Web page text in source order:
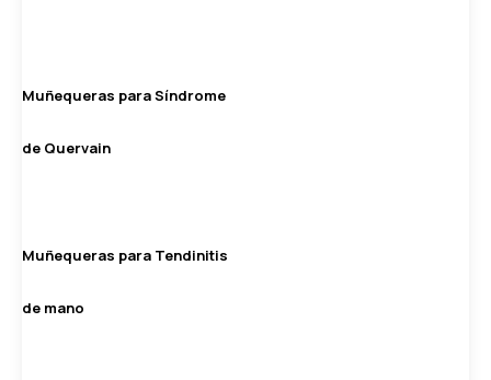
Muñequeras para Síndrome
de Quervain
Muñequeras para Tendinitis
de mano